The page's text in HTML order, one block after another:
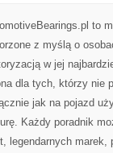
to
z myślą o
w jej
dla tych, którzy nie
jak na pojazd
Każdy poradnik
legendarnych marek,